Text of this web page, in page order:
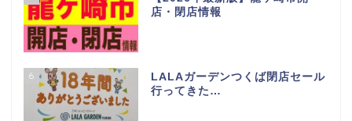
店・閉店情報
3
多肉植物の楽園！茨城にある阿見
の「四国造園」行ってきた